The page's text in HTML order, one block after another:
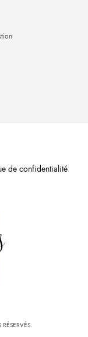
de confidentialité
RÉSERVÉS.